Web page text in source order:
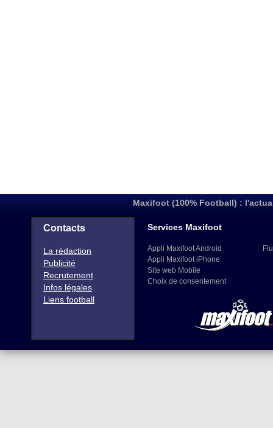
Maxifoot (100% Football) :
Contacts
La rédaction
Publicité
Recrutement
Infos légales
Liens football
Services Maxifoot
Appli Maxifoot Android
Appli Maxifoot iPhone
Site web Mobile
Choix de consentement